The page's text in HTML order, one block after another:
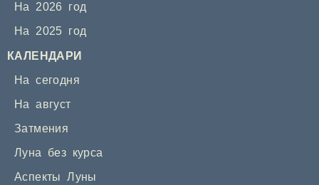
На 2026 год
На 2025 год
КАЛЕНДАРИ
На сегодня
На август
Затмения
Луна без курса
Аспекты Луны